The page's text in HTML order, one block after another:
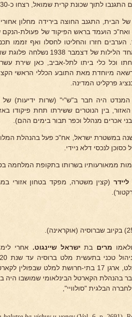
שכונת קרית שמואל, רצחו כ-30 יהודים ושמו מצור על ביתו.
הבית, התגנב החוצה בירידה מחלון
הועמד בראש הפיקוד של פעולת-הנקם
חזרו והחליטו לחסלו ואף זממו
ובאחד הלילות של דצמבר
וכל כלי ביתו לתל-אביב, כאן שירת
מיוחדת מאת התובע הכללי הראשי
פרקליט המדינה.
המנדט היה חבר ב"ש"י" (שרות ידיעות)
בין הנוטרים ששירתו תחת פיקודו
אכרים מנהלל וכפר תבור בימים ההם).
במשטרת ישראל, אח"כ פעל בהנהלת
לנכסי דלא ניידי.
ממאורעותיו בשרותו בתקופת המלחמה
(קצין משטרה, מפקד בטחון אזורי
מרים בת ישראל שיינגוט. אחרי
לפולין. שם נכנס לתעשית המלט, ארגן 17 בתי-
בהנהלת הקארטל הבינלאומי שמושבו היה
הבלגית "סולוויי",